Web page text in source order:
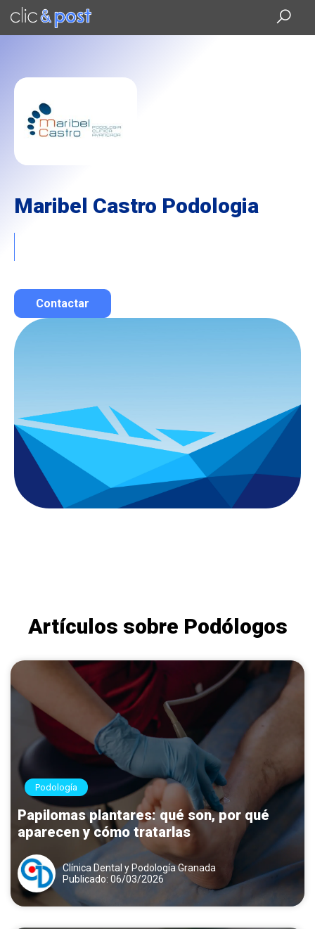
Saltar
contenido
Maribel Castro Podologia
Contactar
Artículos sobre Podólogos
Podología
Papilomas plantares: qué son, por qué
aparecen y cómo tratarlas
Clínica Dental y Podología Granada
Publicado: 06/03/2026